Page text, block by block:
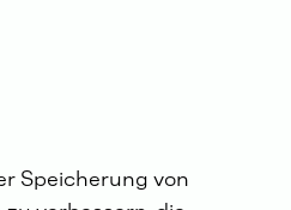
Speicherung von